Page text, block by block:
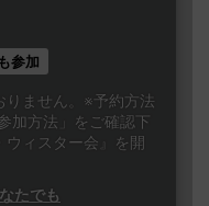
参加
りません。※予約方法
加方法」をご確認下
ィスター会』を開
たでも